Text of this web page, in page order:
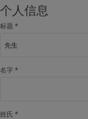
个人信息
标题 *
先生
名字 *
姓氏 *